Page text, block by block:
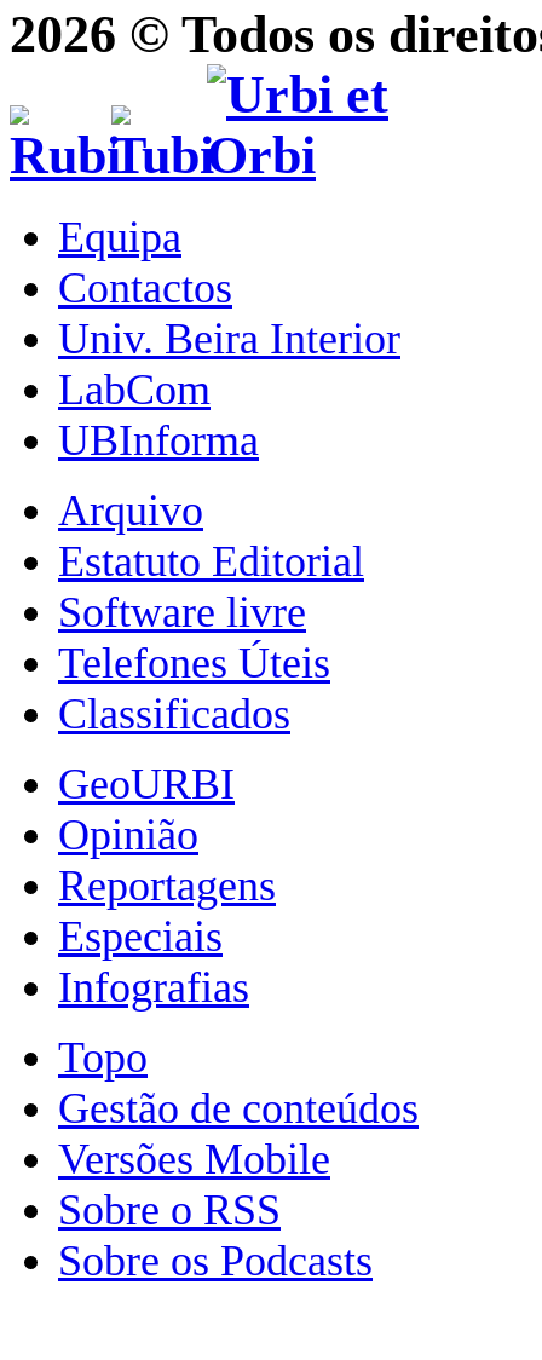
2026 © Todos os
Equipa
Contactos
Univ. Beira Interior
LabCom
UBInforma
Arquivo
Estatuto Editorial
Software livre
Telefones Úteis
Classificados
GeoURBI
Opinião
Reportagens
Especiais
Infografias
Topo
Gestão de conteúdos
Versões Mobile
Sobre o RSS
Sobre os Podcasts